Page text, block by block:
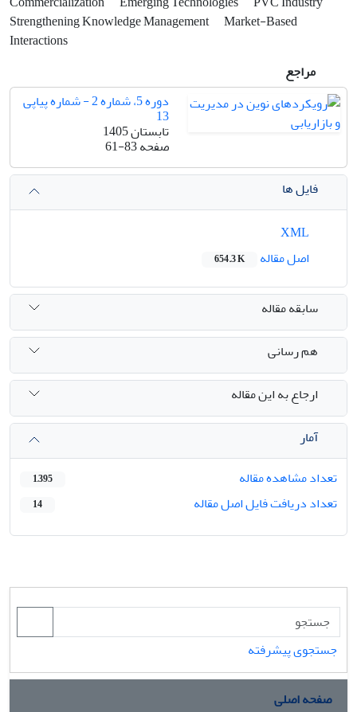
Strengthening Knowledge Management Market-Based
Interactions
مراجع
دوره 5، شماره 2 - شماره پیاپی
13
تابستان 1405
صفحه61-83
فایل ها
اصل مقاله
654.3 K
سابقه مقاله
هم رسانی
ارجاع به این مقاله
آمار
تعداد مشاهده مقاله
1,395
تعداد دریافت فایل اصل مقاله 14
جستجوی پیشرفته
صفحه اصلی